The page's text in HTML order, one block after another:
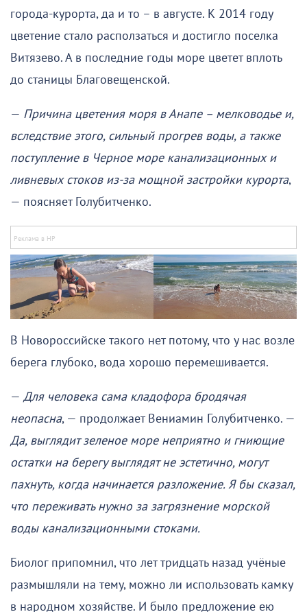
города-курорта, да и то – в августе. К 2014 году
цветение стало расползаться и достигло поселка
Витязево. А в последние годы море цветет вплоть
до станицы Благовещенской.
— Причина цветения моря в Анапе – мелководье и,
вследствие этого, сильный прогрев воды, а также
поступление в Черное море канализационных и
ливневых стоков из-за мощной застройки курорта,
— поясняет Голубитченко.
В Новороссийске такого нет потому, что у нас возле
берега глубоко, вода хорошо перемешивается.
— Для человека сама кладофора бродячая
неопасна, — продолжает Вениамин Голубитченко. —
Да, выглядит зеленое море неприятно и гниющие
остатки на берегу выглядят не эстетично, могут
пахнуть, когда начинается разложение. Я бы сказал,
что переживать нужно за загрязнение морской
воды канализационными стоками.
Биолог припомнил, что лет тридцать назад учёные
размышляли на тему, можно ли использовать камку
в народном хозяйстве. И было предложение ею